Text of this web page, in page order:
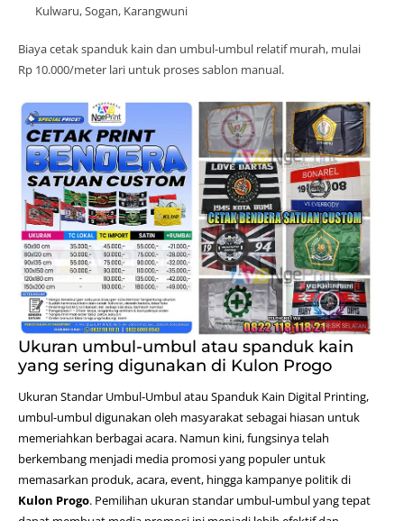
Kulwaru, Sogan, Karangwuni
Biaya cetak spanduk kain dan umbul-umbul relatif murah, mulai
Rp 10.000/meter lari untuk proses sablon manual.
Ukuran umbul-umbul atau spanduk kain
yang sering digunakan di Kulon Progo
Ukuran Standar Umbul-Umbul atau Spanduk Kain Digital Printing,
umbul-umbul digunakan oleh masyarakat sebagai hiasan untuk
memeriahkan berbagai acara. Namun kini, fungsinya telah
berkembang menjadi media promosi yang populer untuk
memasarkan produk, acara, event, hingga kampanye politik di
Kulon Progo. Pemilihan ukuran standar umbul-umbul yang tepat